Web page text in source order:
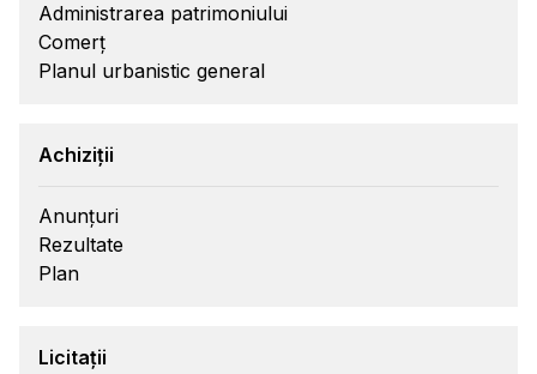
Administrarea patrimoniului
Comerț
Planul urbanistic general
Achiziții
Anunțuri
Rezultate
Plan
Licitații